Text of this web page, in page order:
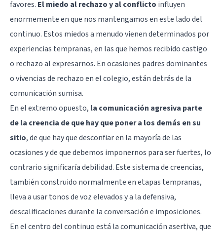
favores. El miedo al rechazo y al conflicto influyen
enormemente en que nos mantengamos en este lado del
continuo. Estos miedos a menudo vienen determinados por
experiencias tempranas, en las que hemos recibido castigo
o rechazo al expresarnos. En ocasiones padres dominantes
o vivencias de rechazo en el colegio, están detrás de la
comunicación sumisa.
En el extremo opuesto, la comunicación agresiva parte
de la creencia de que hay que poner a los demás en su
sitio, de que hay que desconfiar en la mayoría de las
ocasiones y de que debemos imponernos para ser fuertes, lo
contrario significaría debilidad. Este sistema de creencias,
también construido normalmente en etapas tempranas,
lleva a usar tonos de voz elevados y a la defensiva,
descalificaciones durante la conversación e imposiciones.
En el centro del continuo está la comunicación asertiva, que